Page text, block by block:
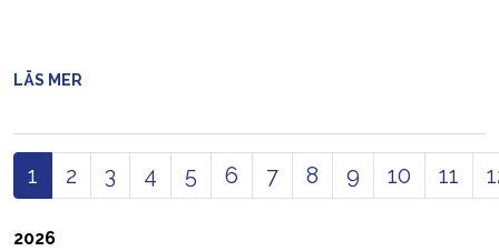
LÄS MER
1 2 3 4 5 6 7 8 9 10 11
2026